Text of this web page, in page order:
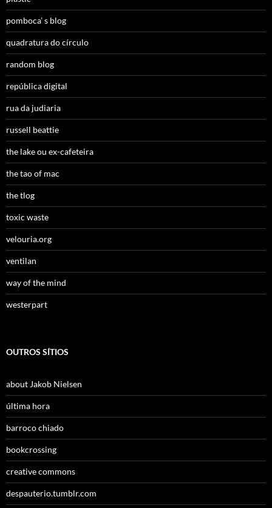
pomboca’ s blog
quadratura do círculo
random blog
república digital
rua da judiaria
russell beattie
the lake ou ex-cafeteira
the tao of mac
the tlog
toxic waste
velouria.org
ventilan
way of the mind
westerpart
OUTROS SÍTIOS
about Jakob Nielsen
última hora
barroco chiado
bookcrossing
creative commons
despauterio.tumblr.com